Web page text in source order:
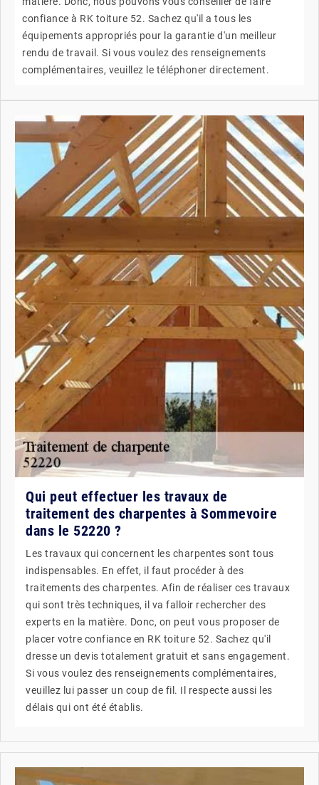
confiance à RK toiture 52. Sachez qu'il a tous les
équipements appropriés pour la garantie d'un meilleur
rendu de travail. Si vous voulez des renseignements
complémentaires, veuillez le téléphoner directement.
Qui peut effectuer les travaux de
traitement des charpentes à Sommevoire
dans le 52220 ?
Les travaux qui concernent les charpentes sont tous
indispensables. En effet, il faut procéder à des
traitements des charpentes. Afin de réaliser ces travaux
qui sont très techniques, il va falloir rechercher des
experts en la matière. Donc, on peut vous proposer de
placer votre confiance en RK toiture 52. Sachez qu'il
dresse un devis totalement gratuit et sans engagement.
Si vous voulez des renseignements complémentaires,
veuillez lui passer un coup de fil. Il respecte aussi les
délais qui ont été établis.